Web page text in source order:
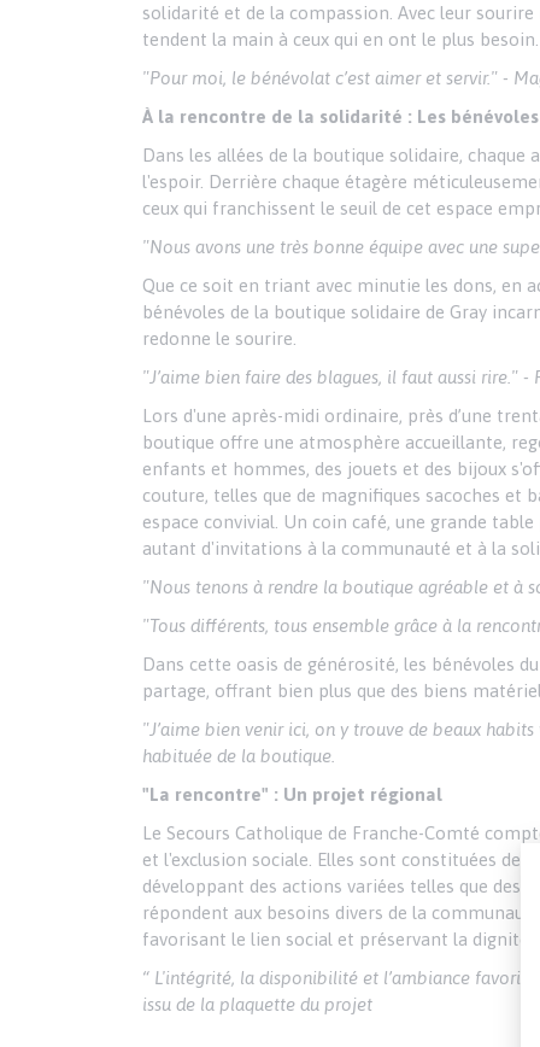
solidarité et de la compassion. Avec leur
tendent la main à ceux qui en ont le plus besoin.
"Pour moi, le bénévolat c’est aimer et servir." -
À la rencontre de la solidarité : Les
Dans les allées de la boutique solidaire,
l'espoir. Derrière chaque étagère
ceux qui franchissent le seuil de cet espace
"Nous avons une très bonne équipe avec une
Que ce soit en triant avec minutie les dons, en
bénévoles de la boutique solidaire de Gray
redonne le sourire.
"J’aime bien faire des blagues, il faut aussi rire." -
Lors d'une après-midi ordinaire, près d’une
boutique offre une atmosphère accueillante,
enfants et hommes, des jouets et des bijoux
couture, telles que de magnifiques sacoches et
espace convivial. Un coin café, une grande
autant d'invitations à la communauté et à la
"Nous tenons à rendre la boutique agréable et à
"Tous différents, tous ensemble grâce à la
Dans cette oasis de générosité, les bénévoles
partage, offrant bien plus que des biens
"J’aime bien venir ici, on y trouve de beaux
habituée de la boutique.
"La rencontre" : Un projet régional
Le Secours Catholique de Franche-Comté
et l'exclusion sociale. Elles sont constituées de
développant des actions variées telles que des
répondent aux besoins divers de la
favorisant le lien social et préservant la dignité
“ L'intégrité, la disponibilité et l’ambiance
issu de la plaquette du projet